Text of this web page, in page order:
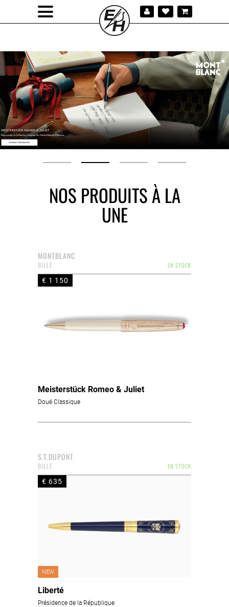
MONTBLANC MEISTERSTÜCK ROMEO & JULIET
NOS PRODUITS À LA
UNE
MONTBLANC
EN STOCK
BILLE
€ 1 150
Meisterstück Romeo & Juliet
Doué Classique
S.T.DUPONT
EN STOCK
BILLE
€ 635
NEW
Liberté
Présidence de la République